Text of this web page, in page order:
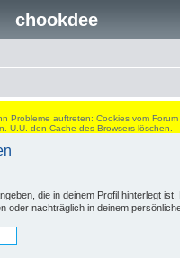
chookdee
Probleme auftreten: Cookies vom
U.U. den Cache des Browsers löschen.
die in deinem Profil hinterlegt
oder nachträglich in deinem